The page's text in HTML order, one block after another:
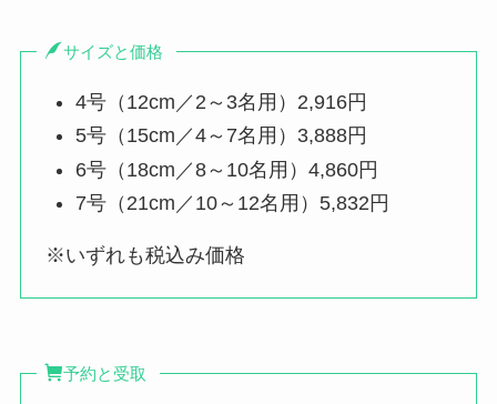
サイズと価格
4号（12cm／2～3名用）2,916円
5号（15cm／4～7名用）3,888円
6号（18cm／8～10名用）4,860円
7号（21cm／10～12名用）5,832円
※いずれも税込み価格
予約と受取